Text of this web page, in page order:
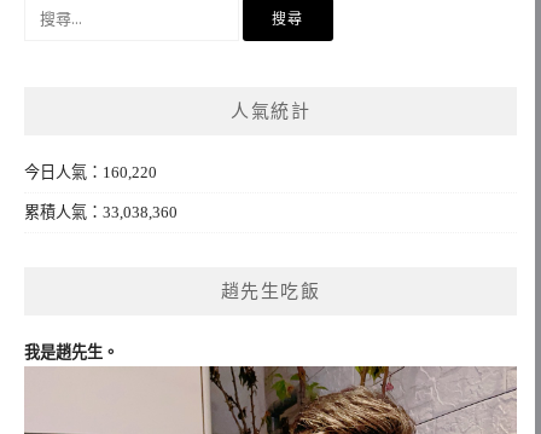
人氣統計
今日人氣：160,220
累積人氣：33,038,360
趙先生吃飯
我是趙先生。